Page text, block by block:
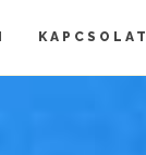
KAPCSOLAT